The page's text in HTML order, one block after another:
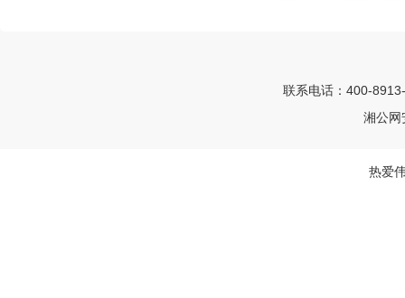
联系电话：400-
湘公网
热爱